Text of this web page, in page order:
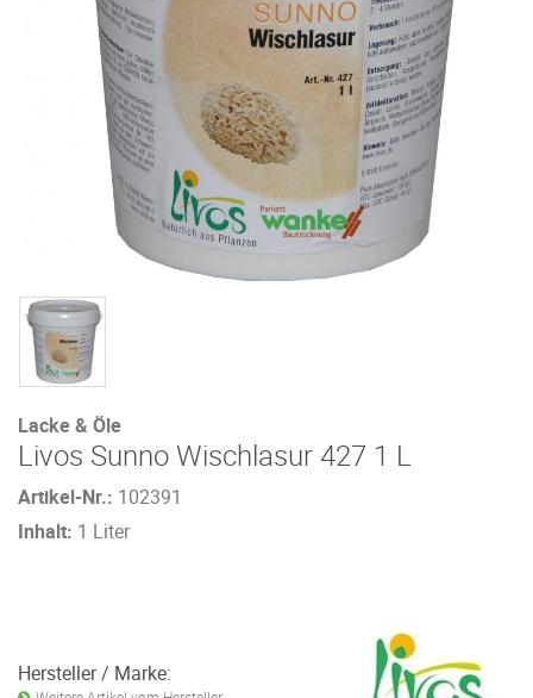
Lacke & Öle
Livos Sunno Wischlasur 427 1 L
Artikel-Nr.: 102391
Inhalt: 1 Liter
Hersteller / Marke: